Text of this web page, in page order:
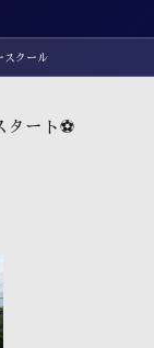
スクール
ート⚽️